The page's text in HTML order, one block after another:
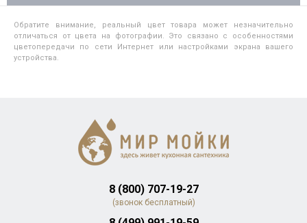
Обратите внимание, реальный цвет товара может незначительно
отличаться от цвета на фотографии. Это связано с особенностями
цветопередачи по сети Интернет или настройками экрана вашего
устройства.
8 (800) 707-19-27
(звонок бесплатный)